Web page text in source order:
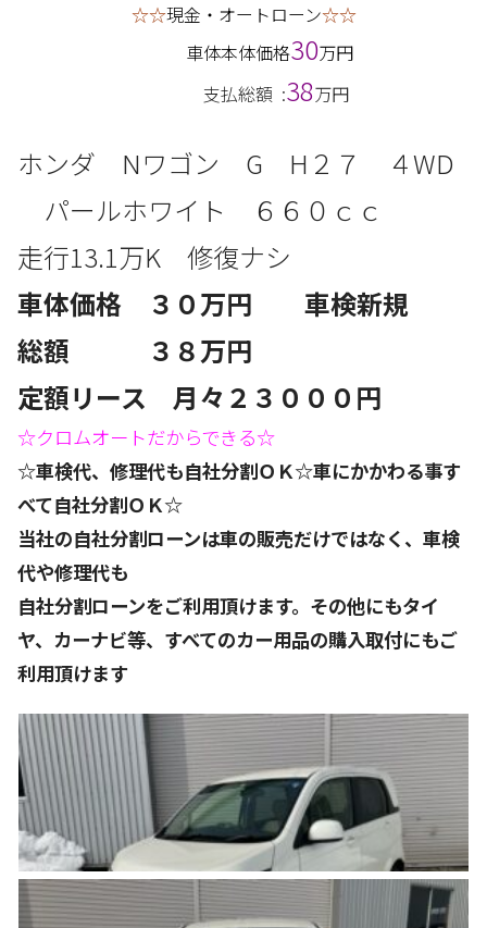
☆☆現金・オートローン☆☆
車体本体価格30万円
支払総額 :38万円
ホンダ Nワゴン G H２７ ４WD
パールホワイト
６６０ ｃｃ
走行13.1万K 修復ナシ
車体価格 ３０万円 車検新規
総額 ３８万円
定額リース 月々２３ ０００円
☆クロムオートだからできる☆
☆車検代、修理代も自社分割ＯＫ☆車にかかわる事す
べて自社分割ＯＫ☆
当社の自社分割ローンは車の販売だけではなく、車検
代や修理代も
自社分割ローンをご利用頂けます。その他にもタイ
ヤ、カーナビ等、すべてのカー用品の購入取付にもご
利用頂けます